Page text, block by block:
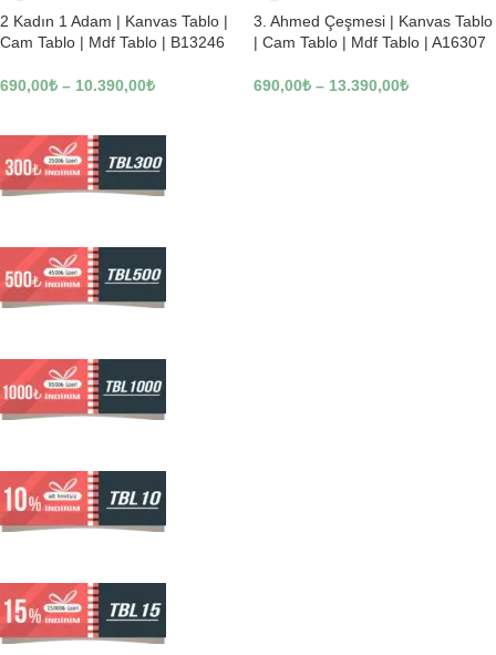
2 Kadın 1 Adam | Kanvas Tablo |
Cam Tablo | Mdf Tablo | B13246
690,00₺ – 10.390,00₺
3. Ahmed Çeşmesi | Kanvas Tablo
| Cam Tablo | Mdf Tablo | A16307
690,00₺ – 13.390,00₺